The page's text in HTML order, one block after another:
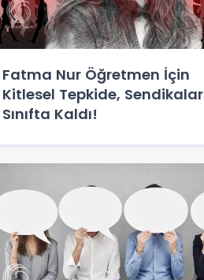
Fatma Nur Öğretmen İçin
Kitlesel Tepkide, Sendikalar
Sınıfta Kaldı!